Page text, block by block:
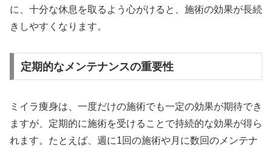
に、十分な休息を取るよう心がけると、施術の効果が長続
きしやすくなります。
定期的なメンテナンスの重要性
ミイラ痩身は、一度だけの施術でも一定の効果が期待でき
ますが、定期的に施術を受けることで持続的な効果が得ら
れます。たとえば、週に1回の施術や月に数回のメンテナ